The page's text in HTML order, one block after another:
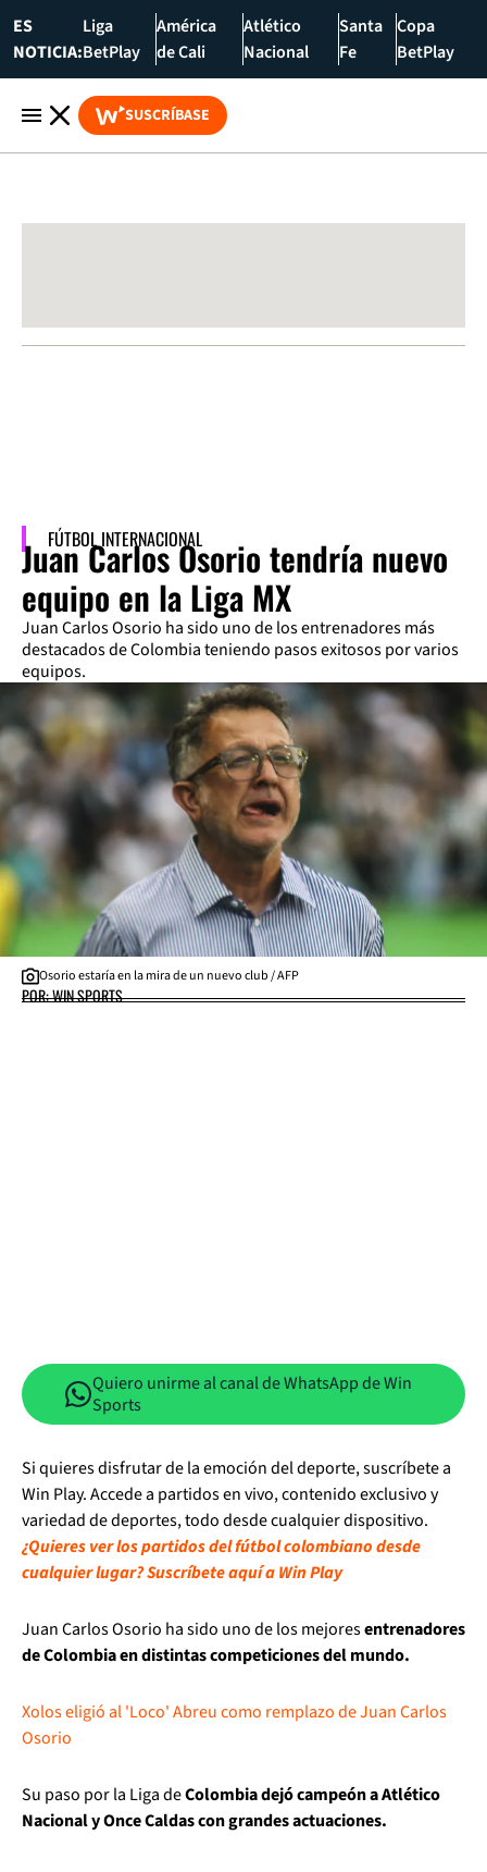
ES
NOTICIA:
Liga
BetPlay
América
de Cali
Atlético
Nacional
Santa
Fe
Copa
BetPlay
SUSCRÍBASE
FÚTBOL INTERNACIONAL
Juan Carlos Osorio tendría nuevo
equipo en la Liga MX
Juan Carlos Osorio ha sido uno de los entrenadores más
destacados de Colombia teniendo pasos exitosos por varios
equipos.
Osorio estaría en la mira de un nuevo club / AFP
POR: WIN SPORTS
Quiero unirme al canal de WhatsApp de Win
Sports
Si quieres disfrutar de la emoción del deporte, suscríbete a
Win Play. Accede a partidos en vivo, contenido exclusivo y
variedad de deportes, todo desde cualquier dispositivo.
¿Quieres ver los partidos del fútbol colombiano desde
cualquier lugar? Suscríbete aquí a Win Play
Juan Carlos Osorio ha sido uno de los mejoresentrenadores
de Colombia en distintas competiciones del mundo.
Xolos eligió al 'Loco' Abreu como remplazo de Juan Carlos
Osorio
Su paso por la Liga deColombia dejó campeón a Atlético
Nacional y Once Caldas con grandes actuaciones.